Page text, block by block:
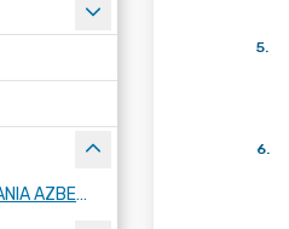
DOFINANSOWANIE USUWANIA AZBESTU
5.
6.